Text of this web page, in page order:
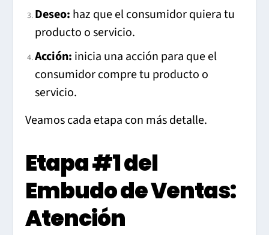
Deseo: haz que el consumidor quiera tu
producto o servicio.
Acción: inicia una acción para que el
consumidor compre tu producto o
servicio.
Veamos cada etapa con más detalle.
Etapa #1 del
Embudo de Ventas:
Atención